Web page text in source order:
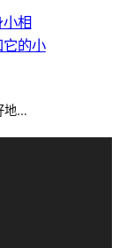
相
的小
地…